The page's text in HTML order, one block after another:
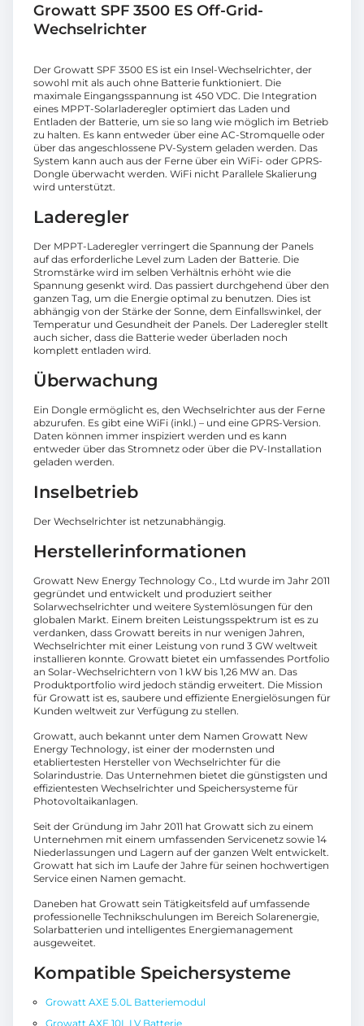
Growatt SPF 3500 ES Off-Grid-
Wechselrichter
Der Growatt SPF 3500 ES ist ein Insel-Wechselrichter, der
sowohl mit als auch ohne Batterie funktioniert. Die
maximale Eingangsspannung ist 450 VDC. Die Integration
eines MPPT-Solarladeregler optimiert das Laden und
Entladen der Batterie, um sie so lang wie möglich im Betrieb
zu halten. Es kann entweder über eine AC-Stromquelle oder
über das angeschlossene PV-System geladen werden. Das
System kann auch aus der Ferne über ein WiFi- oder GPRS-
Dongle überwacht werden. WiFi nicht Parallele Skalierung
wird unterstützt.
Laderegler
Der MPPT-Laderegler verringert die Spannung der Panels
auf das erforderliche Level zum Laden der Batterie. Die
Stromstärke wird im selben Verhältnis erhöht wie die
Spannung gesenkt wird. Das passiert durchgehend über den
ganzen Tag, um die Energie optimal zu benutzen. Dies ist
abhängig von der Stärke der Sonne, dem Einfallswinkel, der
Temperatur und Gesundheit der Panels. Der Laderegler stellt
auch sicher, dass die Batterie weder überladen noch
komplett entladen wird.
Überwachung
Ein Dongle ermöglicht es, den Wechselrichter aus der Ferne
abzurufen. Es gibt eine WiFi (inkl.) – und eine GPRS-Version.
Daten können immer inspiziert werden und es kann
entweder über das Stromnetz oder über die PV-Installation
geladen werden.
Inselbetrieb
Der Wechselrichter ist netzunabhängig.
Herstellerinformationen
Growatt New Energy Technology Co., Ltd wurde im Jahr 2011
gegründet und entwickelt und produziert seither
Solarwechselrichter und weitere Systemlösungen für den
globalen Markt. Einem breiten Leistungsspektrum ist es zu
verdanken, dass Growatt bereits in nur wenigen Jahren,
Wechselrichter mit einer Leistung von rund 3 GW weltweit
installieren konnte. Growatt bietet ein umfassendes Portfolio
an Solar-Wechselrichtern von 1 kW bis 1,26 MW an. Das
Produktportfolio wird jedoch ständig erweitert. Die Mission
für Growatt ist es, saubere und effiziente Energielösungen für
Kunden weltweit zur Verfügung zu stellen.
Growatt, auch bekannt unter dem Namen Growatt New
Energy Technology, ist einer der modernsten und
etabliertesten Hersteller von Wechselrichter für die
Solarindustrie. Das Unternehmen bietet die günstigsten und
effizientesten Wechselrichter und Speichersysteme für
Photovoltaikanlagen.
Seit der Gründung im Jahr 2011 hat Growatt sich zu einem
Unternehmen mit einem umfassenden Servicenetz sowie 14
Niederlassungen und Lagern auf der ganzen Welt entwickelt.
Growatt hat sich im Laufe der Jahre für seinen hochwertigen
Service einen Namen gemacht.
Daneben hat Growatt sein Tätigkeitsfeld auf umfassende
professionelle Technikschulungen im Bereich Solarenergie,
Solarbatterien und intelligentes Energiemanagement
ausgeweitet.
Kompatible Speichersysteme
Growatt AXE 5.0L Batteriemodul
Growatt AXE 10L LV Batterie